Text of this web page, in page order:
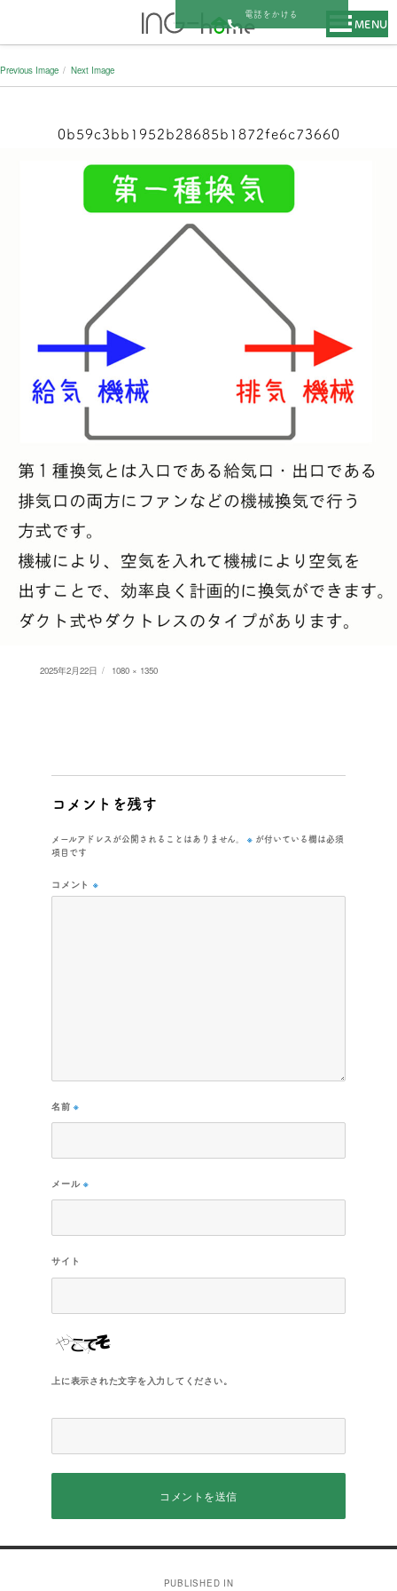
MENU
Previous Image Next Image
0b59c3bb1952b28685b1872fe6c73660
Posted
2025年2月22日
Full
1080 × 1350
コメントを残す
メールアドレスが公開されることはありません。 ※ が付いている欄は必須
項目です
コメント ※
名前※
メール※
サイト
上に表示された文字を入力してください。
PUBLISHED IN
電話をかける